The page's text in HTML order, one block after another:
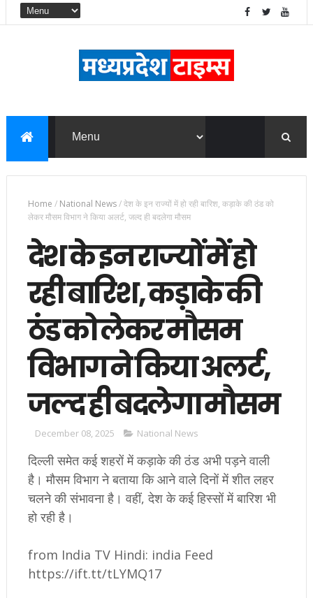
Home / National News/देश के इन राज्यों में हो रही बारिश, कड़ाके की ठंड को
लेकर मौसम विभाग ने किया अलर्ट, जल्द ही बदलेगा मौसम
देश के इन राज्यों में हो
रही बारिश, कड़ाके की
ठंड को लेकर मौसम
विभाग ने किया अलर्ट,
जल्द ही बदलेगा मौसम
December 08, 2025 National News
दिल्ली समेत कई शहरों में कड़ाके की ठंड अभी पड़ने वाली
है। मौसम विभाग ने बताया कि आने वाले दिनों में शीत लहर
चलने की संभावना है। वहीं, देश के कई हिस्सों में बारिश भी
हो रही है।
from India TV Hindi: india Feed
https://ift.tt/tLYMQ17